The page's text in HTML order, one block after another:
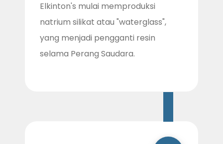
Elkinton's mulai memproduksi
natrium silikat atau "waterglass",
yang menjadi pengganti resin
selama Perang Saudara.